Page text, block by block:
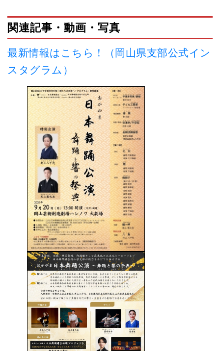
関連記事・動画・写真
最新情報はこちら！（岡山県支部公式イン
スタグラム）